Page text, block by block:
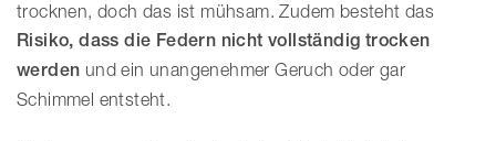
trocknen, doch das ist mühsam. Zudem besteht das
Risiko, dass die Federn nicht vollständig trocken
werden und ein unangenehmer Geruch oder gar
Schimmel entsteht.